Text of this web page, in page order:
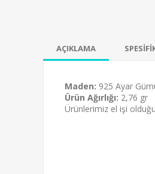
AÇIKLAMA
Maden: 925 Ayar
Ürün Ağırlığı: 2,76 gr
Ürünlerimiz el işi